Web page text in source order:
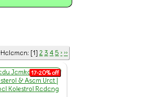
Halaman: [1] 2 3 45 › ››
17-20% off